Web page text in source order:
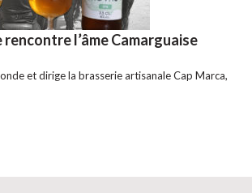
rencontre l’âme Camarguaise
et dirige la brasserie artisanale Cap Marca,